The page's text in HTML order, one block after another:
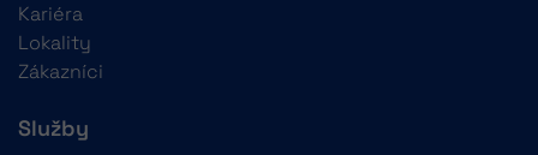
Kariéra
Lokality
Zákazníci
Služby